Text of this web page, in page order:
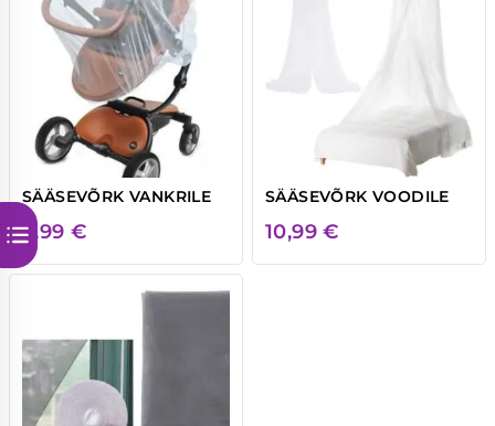
SÄÄSEVÕRK VANKRILE
5,99 €
SÄÄSEVÕRK VOODILE
10,99€